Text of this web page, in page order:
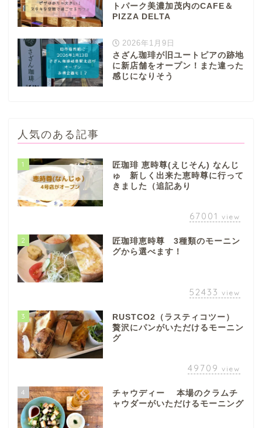
トパーク美濃加茂内のCAFE＆
PIZZA DELTA
2026年1月9日
さざん珈琲が旧ユートピアの跡地
に新店舗をオープン！また違った
感じになりそう
人気のある記事
1
匠珈琲 恵時尊(えじそん) なんじ
ゅ 新しく出来た恵時尊に行って
きました（追記あり
67001 view
2
匠珈琲恵時尊 3種類のモーニン
グから選べます！
52433 view
3
RUSTCO2（ラスティコツー）
贅沢にパンがいただけるモーニン
グ
49709 view
4
チャウディー 本場のクラムチ
ャウダーがいただけるモーニング